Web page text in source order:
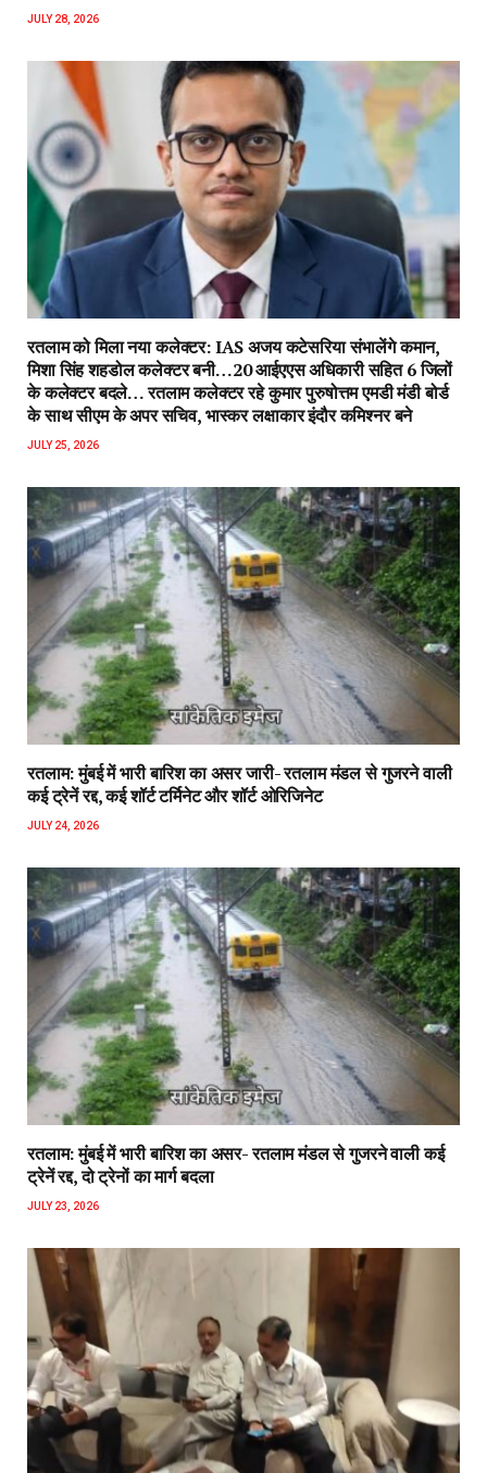
JULY 28, 2026
रतलाम को मिला नया कलेक्टर: IAS अजय कटेसरिया संभालेंगे कमान,
मिशा सिंह शहडोल कलेक्टर बनी…20 आईएएस अधिकारी सहित 6 जिलों
के कलेक्टर बदले… रतलाम कलेक्टर रहे कुमार पुरुषोत्तम एमडी मंडी बोर्ड
के साथ सीएम के अपर सचिव, भास्कर लक्षाकार इंदौर कमिश्नर बने
JULY 25, 2026
रतलाम: मुंबई में भारी बारिश का असर जारी- रतलाम मंडल से गुजरने वाली
कई ट्रेनें रद्द, कई शॉर्ट टर्मिनेट और शॉर्ट ओरिजिनेट
JULY 24, 2026
रतलाम: मुंबई में भारी बारिश का असर- रतलाम मंडल से गुजरने वाली कई
ट्रेनें रद्द, दो ट्रेनों का मार्ग बदला
JULY 23, 2026